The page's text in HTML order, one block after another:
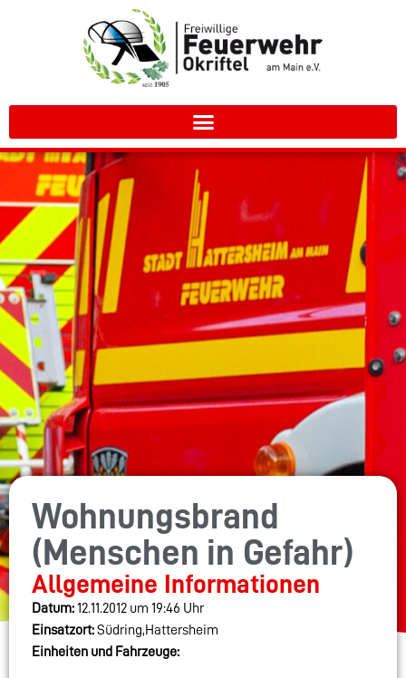
Wohnungsbrand
(Menschen in Gefahr)
Allgemeine Informationen
Datum:12.11.2012 um 19:46 Uhr
Einsatzort:Südring,Hattersheim
Einheiten und Fahrzeuge: